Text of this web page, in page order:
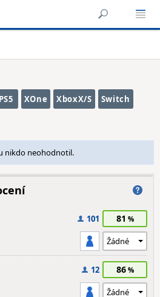
PS5 XOne XboxX/S Switch
nikdo neohodnotil.
101 81
12 86